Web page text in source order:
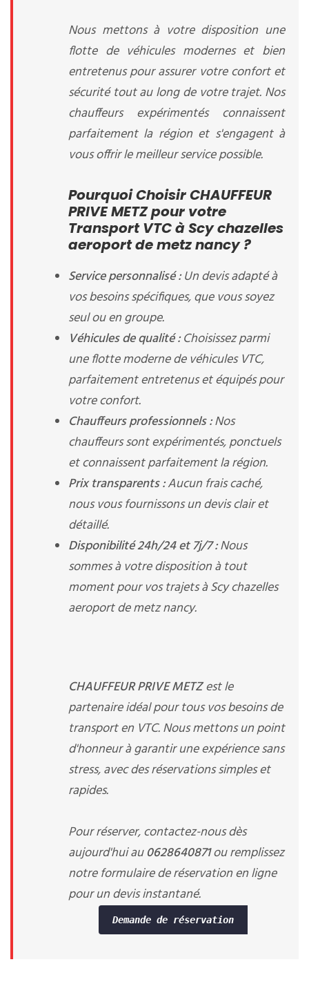
Nous mettons à votre disposition une
flotte de véhicules modernes et bien
entretenus pour assurer votre confort et
sécurité tout au long de votre trajet. Nos
chauffeurs expérimentés connaissent
parfaitement la région et s'engagent à
vous offrir le meilleur service possible.
Pourquoi Choisir CHAUFFEUR
PRIVE METZ pour votre
Transport VTC à Scy chazelles
aeroport de metz nancy ?
Service personnalisé :Un devis adapté à
vos besoins spécifiques, que vous soyez
seul ou en groupe.
Véhicules de qualité :Choisissez parmi
une flotte moderne de véhicules VTC,
parfaitement entretenus et équipés pour
votre confort.
Chauffeurs professionnels :Nos
chauffeurs sont expérimentés, ponctuels
et connaissent parfaitement la région.
Prix transparents :Aucun frais caché,
nous vous fournissons un devis clair et
détaillé.
Disponibilité 24h/24 et 7j/7 :Nous
sommes à votre disposition à tout
moment pour vos trajets à Scy chazelles
aeroport de metz nancy.
CHAUFFEUR PRIVE METZest le
partenaire idéal pour tous vos besoins de
transport en VTC. Nous mettons un point
d'honneur à garantir une expérience sans
stress, avec des réservations simples et
rapides.
Pour réserver, contactez-nous dès
aujourd'hui au0628640871ou remplissez
notre formulaire de réservation en ligne
pour un devis instantané.
Demande de réservation